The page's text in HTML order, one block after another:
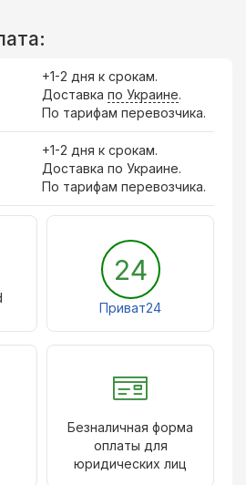
+1-2 дня к срокам.
Доставка по Украине.
По тарифам перевозчика.
+1-2 дня к срокам.
Доставка по Украине.
По тарифам перевозчика.
24
Приват24
Безналичная форма
оплаты для
юридических лиц